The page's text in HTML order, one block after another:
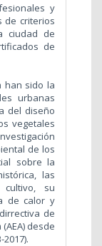
y
de criterios
ciudad de
de
han sido la
urbanas
del diseño
vegetales
de los
sobre la
las
su
de calor y
de
desde